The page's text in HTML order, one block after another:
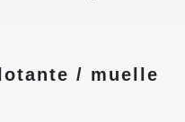
/ muelle